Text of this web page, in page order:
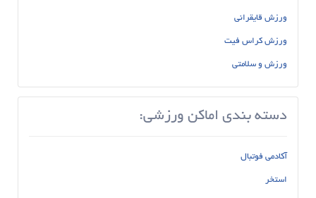
ورزش قایقرانی
ورزش کراس فیت
ورزش و سلامتی
دسته بندی اماکن ورزشی:
آکادمی فوتبال
استخر